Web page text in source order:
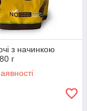
з начинкою
г